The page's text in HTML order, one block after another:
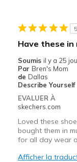
Casual Wear
Width
Sizing
View On Shoes
5
Have these in
Soumis il y a 25
Par Bren's Mom
de Dallas
Describe Yourself
EVALUER À
skechers.com
Loved these
bought them in
for all day wear
Afficher la